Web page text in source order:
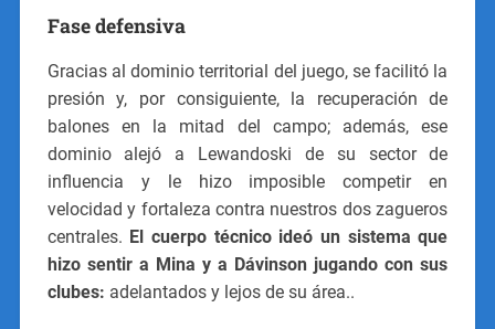
Fase defensiva
Gracias al dominio territorial del juego, se facilitó la
presión y, por consiguiente, la recuperación de
balones en la mitad del campo; además, ese
dominio alejó a Lewandoski de su sector de
influencia y le hizo imposible competir en
velocidad y fortaleza contra nuestros dos zagueros
centrales. El cuerpo técnico ideó un sistema que
hizo sentir a Mina y a Dávinson jugando con sus
clubes: adelantados y lejos de su área..